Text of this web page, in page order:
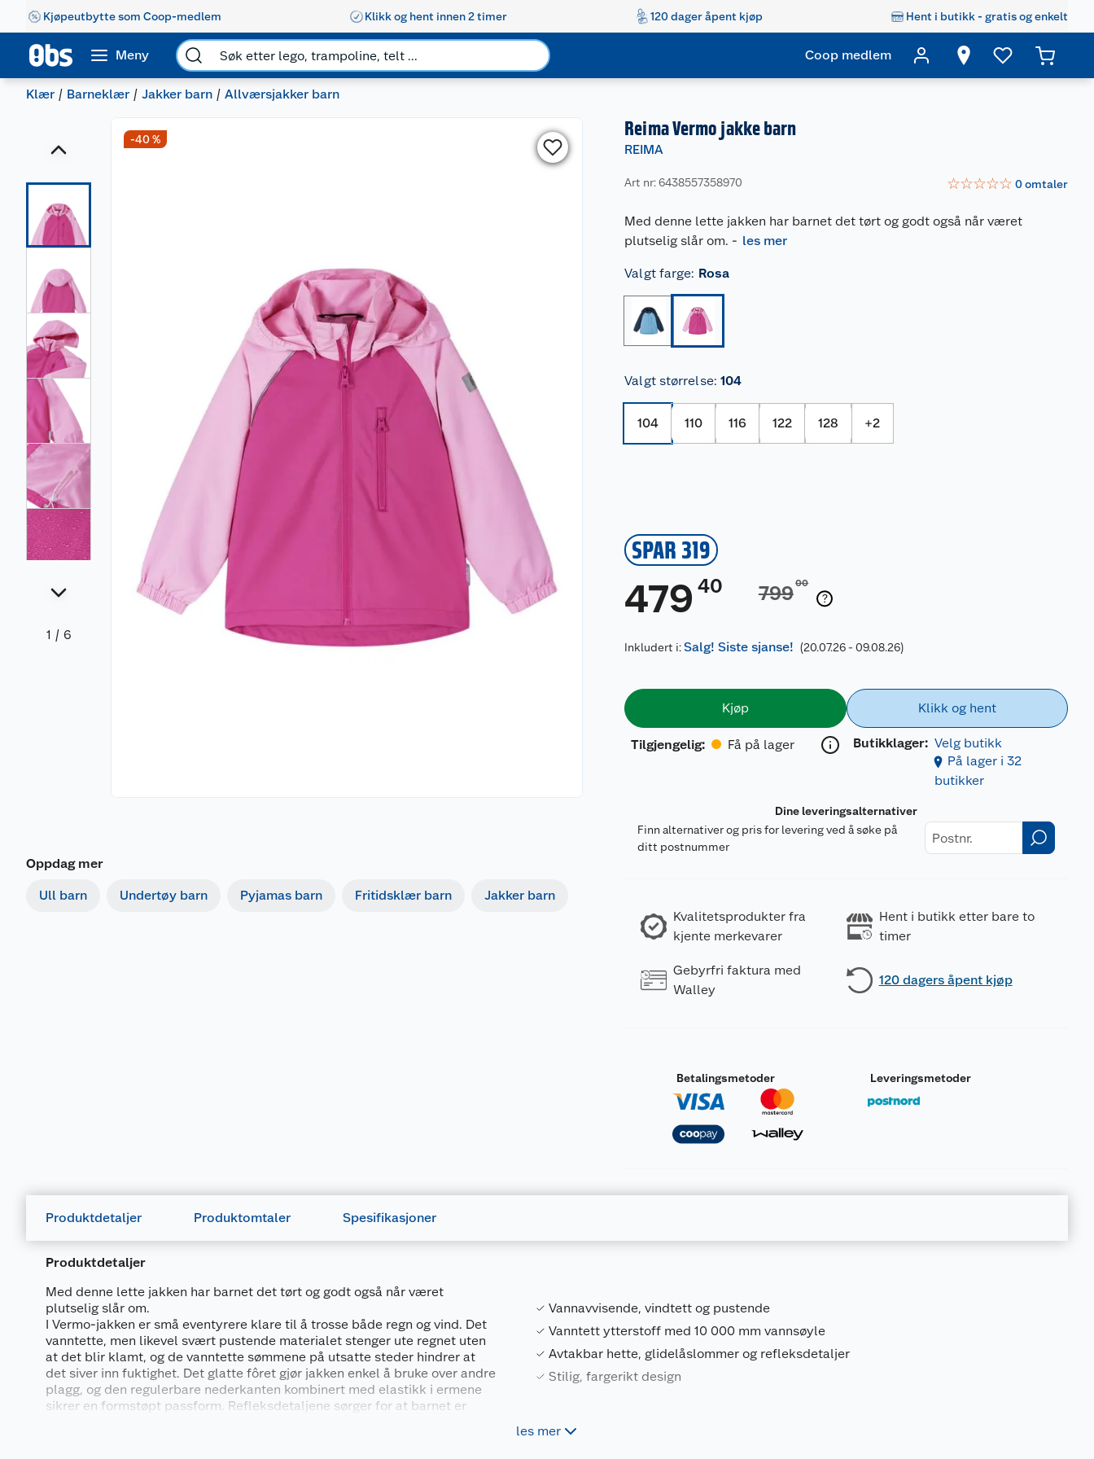
Kjøpeutbytte som Coop-medlem Klikk og hent innen 2 timer 120 dager åpent kjøp Hent i butikk - gratis og enkelt
Meny Coop medlem
Klær Barneklær Jakker barn Allværsjakker barn
1 / 6
-40 %
Oppdag mer
Ull barn Undertøy barn Pyjamas barn Fritidsklær barn Jakker barn
Reima Vermo jakke barn
REIMA
Art nr: 6438557358970 ☆☆☆☆☆ 0omtaler
Med denne lette jakken har barnet det tørt og godt også når været
plutselig slår om. - les mer
Valgt farge: Rosa
Valgt størrelse: 104
104 110 116 122 128 +2
SPAR 319
479 40 79900
Inkludert i:Salg! Siste sjanse! (20.07.26 - 09.08.26)
Kjøp
Tilgjengelig: Få på lager
Klikk og hent
Butikklager: Velg butikk
På lager i 32
butikker
Dine leveringsalternativer
Finn alternativer og pris for levering ved å søke på
ditt postnummer
Kvalitetsprodukter fra
kjente merkevarer
Hent i butikk etter bare to
timer
Gebyrfri faktura med
Walley
120 dagers åpent kjøp
Betalingsmetoder Leveringsmetoder
Produktdetaljer Produktomtaler Spesifikasjoner
Produktdetaljer
Med denne lette jakken har barnet det tørt og godt også når været
plutselig slår om.
I Vermo-jakken er små eventyrere klare til å trosse både regn og vind. Det
vanntette, men likevel svært pustende materialet stenger ute regnet uten
at det blir klamt, og de vanntette sømmene på utsatte steder hindrer at
det siver inn fuktighet. Det glatte fôret gjør jakken enkel å bruke over andre
plagg, og den regulerbare nederkanten kombinert med elastikk i ermene
sikrer en formstøpt passform. Refleksdetaljene sørger for at barnet er
Vannavvisende, vindtett og pustende
Vanntett ytterstoff med 10 000 mm vannsøyle
Avtakbar hette, glidelåslommer og refleksdetaljer
Stilig, fargerikt design
les merForpakningsmål